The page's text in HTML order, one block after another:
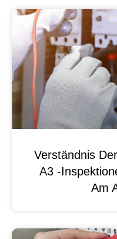
Verständnis
A3 -
Am